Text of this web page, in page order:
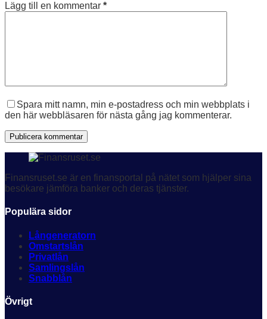
Lägg till en kommentar *
Spara mitt namn, min e-postadress och min webbplats i
den här webbläsaren för nästa gång jag kommenterar.
Publicera kommentar
Finansruset.se är en finansportal på nätet som hjälper sina
besökare jämföra banker och deras tjänster.
Populära sidor
Långeneratorn
Omstartslån
Privatlån
Samlingslån
Snabblån
Övrigt